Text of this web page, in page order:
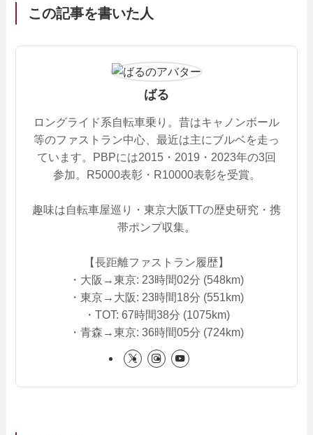
この記事を書いた人
ばる
ロングライド系自転車乗り。昔はキャノンボール
等のファストラン中心、最近は主にブルベを走っ
ています。PBPには2015・2019・2023年の3回
参加。R5000表彰・R10000表彰を受賞。
趣味は自転車屋巡り・東京大阪TTの歴史研究・携
帯ポンプ収集。
【長距離ファストラン履歴】
・大阪→東京: 23時間02分 (548km)
・東京→大阪: 23時間18分 (551km)
・TOT: 67時間38分 (1075km)
・青森→東京: 36時間05分 (724km)